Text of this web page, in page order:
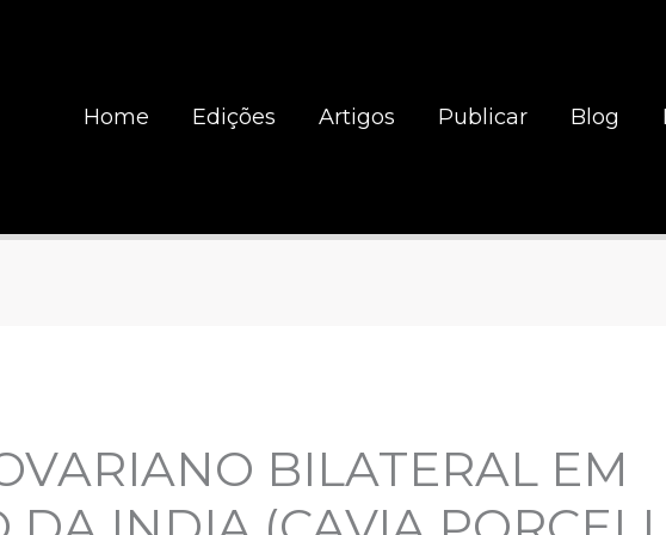
Home Edições Artigos Publicar Blog
BILATERAL EM